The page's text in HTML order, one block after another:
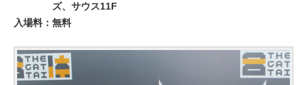
ズ、サウス11F
入場料：無料